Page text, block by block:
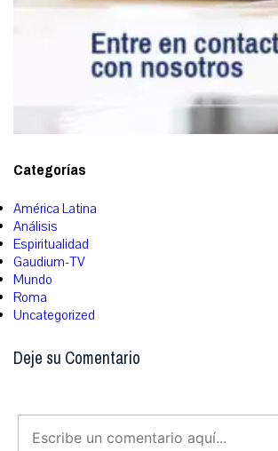
Categorías
América Latina
Análisis
Espiritualidad
Gaudium-TV
Mundo
Roma
Uncategorized
Deje su Comentario